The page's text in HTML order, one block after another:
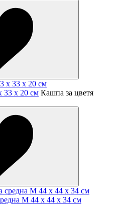
33 x 20 см Кашпа за цветя
М 44 x 44 x 34 см